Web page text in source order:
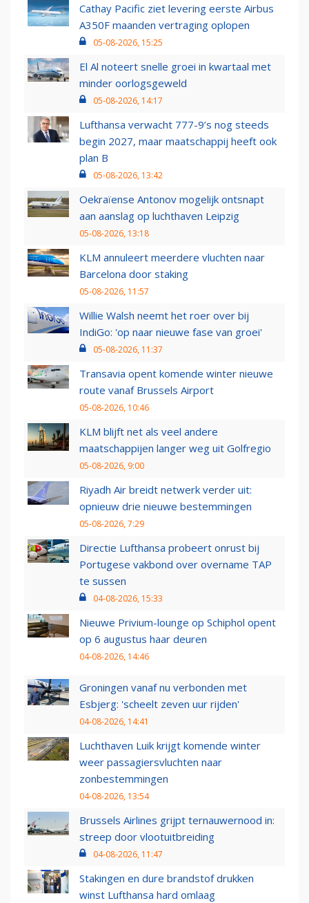
Cathay Pacific ziet levering eerste Airbus
A350F maanden vertraging oplopen
05-08-2026, 15:25
El Al noteert snelle groei in kwartaal met
minder oorlogsgeweld
05-08-2026, 14:17
Lufthansa verwacht 777-9’s nog steeds
begin 2027, maar maatschappij heeft ook
plan B
05-08-2026, 13:42
Oekraïense Antonov mogelijk ontsnapt
aan aanslag op luchthaven Leipzig
05-08-2026, 13:18
KLM annuleert meerdere vluchten naar
Barcelona door staking
05-08-2026, 11:57
Willie Walsh neemt het roer over bij
IndiGo: 'op naar nieuwe fase van groei'
05-08-2026, 11:37
Transavia opent komende winter nieuwe
route vanaf Brussels Airport
05-08-2026, 10:46
KLM blijft net als veel andere
maatschappijen langer weg uit Golfregio
05-08-2026, 9:00
Riyadh Air breidt netwerk verder uit:
opnieuw drie nieuwe bestemmingen
05-08-2026, 7:29
Directie Lufthansa probeert onrust bij
Portugese vakbond over overname TAP
te sussen
04-08-2026, 15:33
Nieuwe Privium-lounge op Schiphol opent
op 6 augustus haar deuren
04-08-2026, 14:46
Groningen vanaf nu verbonden met
Esbjerg: 'scheelt zeven uur rijden'
04-08-2026, 14:41
Luchthaven Luik krijgt komende winter
weer passagiersvluchten naar
zonbestemmingen
04-08-2026, 13:54
Brussels Airlines grijpt ternauwernood in:
streep door vlootuitbreiding
04-08-2026, 11:47
Stakingen en dure brandstof drukken
winst Lufthansa hard omlaag